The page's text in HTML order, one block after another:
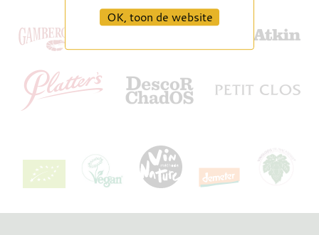
OK, toon de website